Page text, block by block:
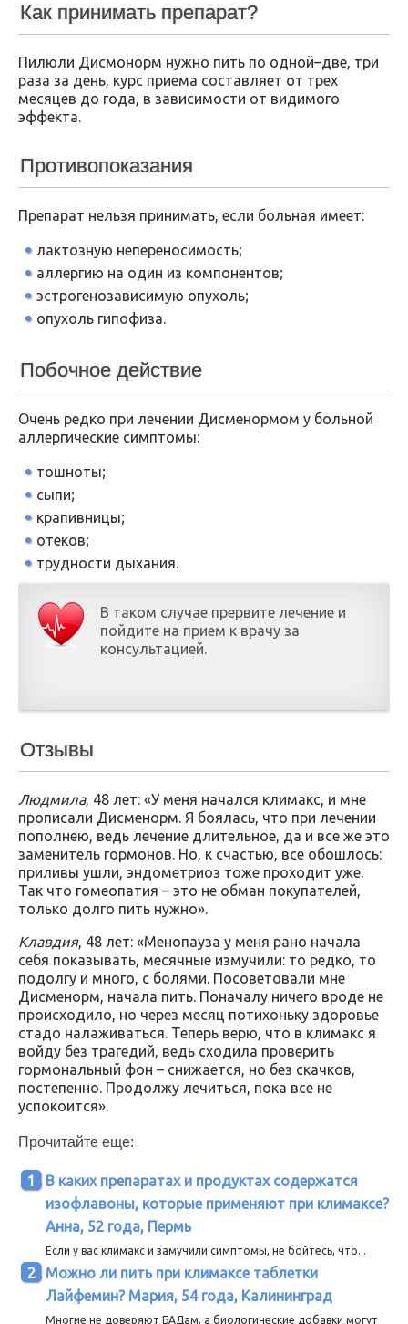
Как принимать препарат?
Пилюли Дисмонорм нужно пить по одной–две, три
раза за день, курс приема составляет от трех
месяцев до года, в зависимости от видимого
эффекта.
Противопоказания
Препарат нельзя принимать, если больная имеет:
лактозную непереносимость;
аллергию на один из компонентов;
эстрогенозависимую опухоль;
опухоль гипофиза.
Побочное действие
Очень редко при лечении Дисменормом у больной
аллергические симптомы:
тошноты;
сыпи;
крапивницы;
отеков;
трудности дыхания.
В таком случае прервите лечение и
пойдите на прием к врачу за
консультацией.
Отзывы
Людмила, 48 лет: «У меня начался климакс, и мне
прописали Дисменорм. Я боялась, что при лечении
пополнею, ведь лечение длительное, да и все же это
заменитель гормонов. Но, к счастью, все обошлось:
приливы ушли, эндометриоз тоже проходит уже.
Так что гомеопатия – это не обман покупателей,
только долго пить нужно».
Клавдия, 48 лет: «Менопауза у меня рано начала
себя показывать, месячные измучили: то редко, то
подолгу и много, с болями. Посоветовали мне
Дисменорм, начала пить. Поначалу ничего вроде не
происходило, но через месяц потихоньку здоровье
стадо налаживаться. Теперь верю, что в климакс я
войду без трагедий, ведь сходила проверить
гормональный фон – снижается, но без скачков,
постепенно. Продолжу лечиться, пока все не
успокоится».
Прочитайте еще:
В каких препаратах и продуктах содержатся
изофлавоны, которые применяют при климаксе?
Анна, 52 года, Пермь
Если у вас климакс и замучили симптомы, не бойтесь, что...
Можно ли пить при климаксе таблетки
Лайфемин? Мария, 54 года, Калининград
Многие не доверяют БАДам, а биологические добавки могут